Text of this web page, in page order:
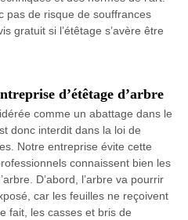
pas de risque de souffrances
gratuit si l’étêtage s’avère être
d’étêtage d’arbre
comme un abattage dans le
donc interdit dans la loi de
Notre entreprise évite cette
connaissent bien les
D’abord, l’arbre va pourrir
car les feuilles ne reçoivent
fait, les casses et bris de